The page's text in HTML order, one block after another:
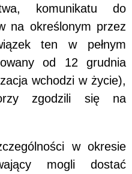
komunikatu do
na określonym przez
ten w pełnym
od 12 grudnia
wchodzi w życie),
zgodzili się na
w okresie
mogli dostać